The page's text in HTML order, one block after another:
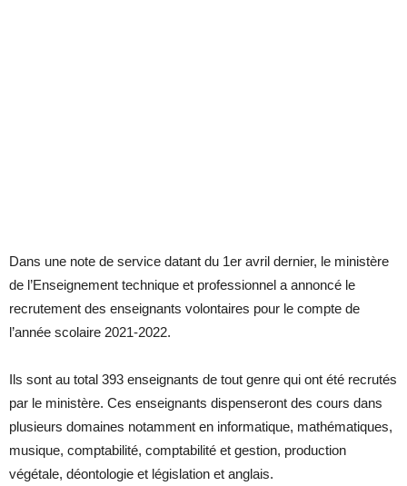
Dans une note de service datant du 1er avril dernier, le ministère
de l’Enseignement technique et professionnel a annoncé le
recrutement des enseignants volontaires pour le compte de
l’année scolaire 2021-2022.
Ils sont au total 393 enseignants de tout genre qui ont été recrutés
par le ministère. Ces enseignants dispenseront des cours dans
plusieurs domaines notamment en informatique, mathématiques,
musique, comptabilité, comptabilité et gestion, production
végétale, déontologie et législation et anglais.